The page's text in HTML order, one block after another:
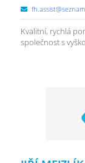
Kvalitní, rychlá
společnost s